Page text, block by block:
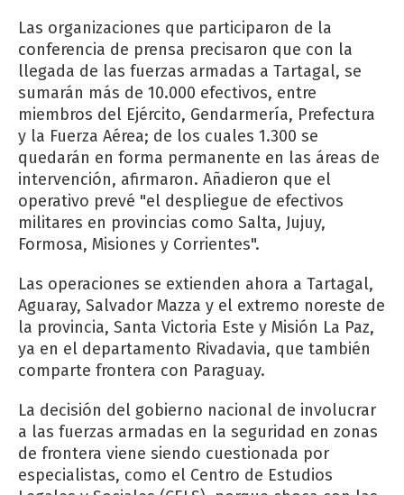
Las organizaciones que participaron de la
conferencia de prensa precisaron que con la
llegada de las fuerzas armadas a Tartagal, se
sumarán más de 10.000 efectivos, entre
miembros del Ejército, Gendarmería, Prefectura
y la Fuerza Aérea; de los cuales 1.300 se
quedarán en forma permanente en las áreas de
intervención, afirmaron. Añadieron que el
operativo prevé "el despliegue de efectivos
militares en provincias como Salta, Jujuy,
Formosa, Misiones y Corrientes".
Las operaciones se extienden ahora a Tartagal,
Aguaray, Salvador Mazza y el extremo noreste de
la provincia, Santa Victoria Este y Misión La Paz,
ya en el departamento Rivadavia, que también
comparte frontera con Paraguay.
La decisión del gobierno nacional de involucrar
a las fuerzas armadas en la seguridad en zonas
de frontera viene siendo cuestionada por
especialistas, como el Centro de Estudios